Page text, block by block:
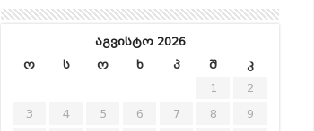
აგვისტო 2026
ო
ს ო ხ პ შ
კ
1
2
3
4 5 6 7 8
9